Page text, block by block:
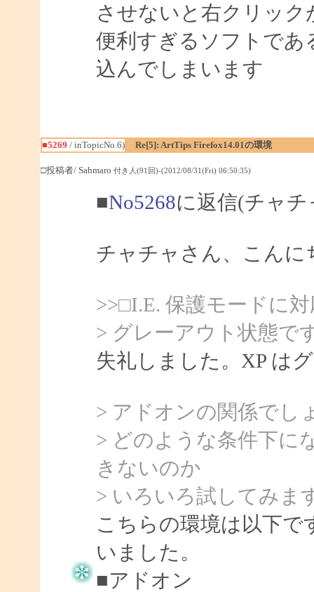
させないと右クリッ
便利すぎるソフトであ
込んでしまいます
■5269 / inTopicNo.6) Re[5]: ArtTips Firefox14.01の環境
□投稿者/ Sahmaro 付き人(91回)-(2012/08/31(Fri) 06:50:35)
■No5268に返信(チャ
チャチャさん、こんに
>>□I.E. 保護モードに
> グレーアウト状態で
失礼しました。XP は
> アドオンの関係でし
> どのような条件下に
きないのか
> いろいろ試してみま
こちらの環境は以下で
いました。
■アドオン